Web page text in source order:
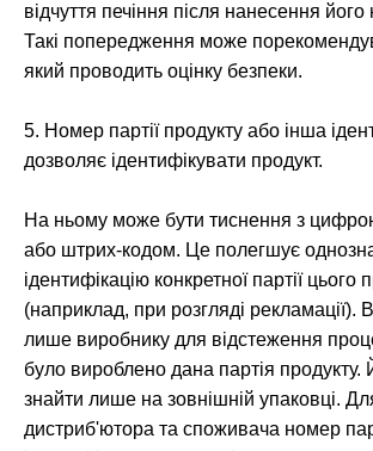
відчуття печіння після нанесення
Такі попередження може
який проводить оцінку безпеки.
5. Номер партії продукту або інша
дозволяє ідентифікувати продукт.
На ньому може бути тиснення з
або штрих-кодом. Це полегшує
ідентифікацію конкретної партії цього
(наприклад, при розгляді рекламації).
лише виробнику для відстеження
було вироблено дана партія
знайти лише на зовнішній упаковці.
дистриб'ютора та споживача номер